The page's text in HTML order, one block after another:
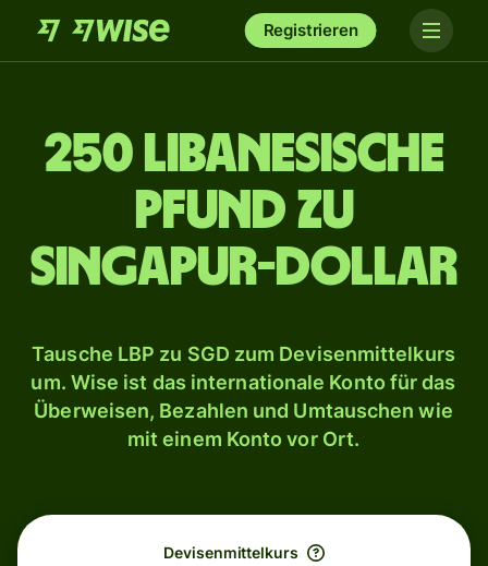
Registrieren
250 libanesische
Pfund zu
Singapur-Dollar
Tausche LBP zu SGD zum Devisenmittelkurs
um. Wise ist das internationale Konto für das
Überweisen, Bezahlen und Umtauschen wie
mit einem Konto vor Ort.
Devisenmittelkurs